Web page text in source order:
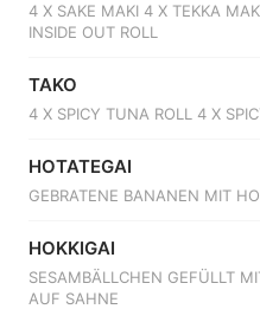
4 X SAKE MAKI 4 X TEKKA
INSIDE OUT ROLL
TAKO
4 X SPICY TUNA ROLL 4 X
HOTATEGAI
GEBRATENE BANANEN MIT
HOKKIGAI
SESAMBÄLLCHEN GEFÜLLT
AUF SAHNE